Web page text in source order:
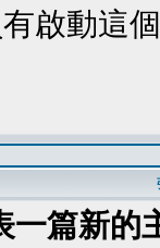
啟動這
一篇新的